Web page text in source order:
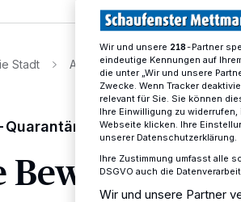
Stadt Alle Bewohner werden nun
Quarantäne in
Bewohner
Wir und unsere 218-Partner
eindeutige Kennungen auf
die unter „Wir und unsere
Zwecke. Wenn Tracker
relevant für Sie. Sie können
Ihre Einwilligung zu
Webseite klicken. Ihre
unserer Datenschutzerklärung.
Ihre Zustimmung umfasst alle
DSGVO auch die
Wir und unsere Partner